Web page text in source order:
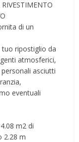
di un
ripostiglio da
atmosferici,
asciutti
eventuali
m2 di
2.28 m